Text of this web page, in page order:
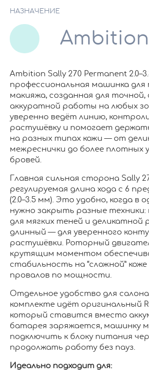
НАЗНАЧЕНИЕ
Ambition
Ambition Sally 270 Permanent
профессиональная машинка
макияжа, созданная для точной,
аккуратной работы на любых
уверенно ведёт линию,
растушёвку и помогает
на разных типах кожи — от
межреснички до более плотных
бровей.
Главная сильная сторона Sally
регулируемая длина хода с 6
(2.0–3.5 мм). Это удобно, когда в
нужно закрыть разные техники:
для мягких теней и деликатной
длинный — для уверенного
растушёвки. Роторный
крутящим моментом
стабильность на “сложной”
провалов по мощности.
Отдельное удобство для салона
комплекте идёт оригинальный
который ставится вместо
батарея заряжается, машинку
подключить к блоку питания
продолжать работу без пауз.
Идеально подходит для: